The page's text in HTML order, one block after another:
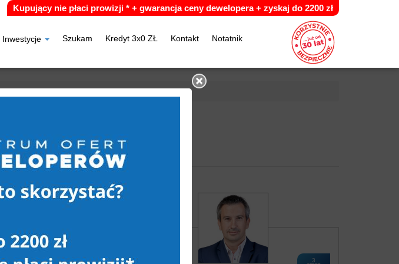
Inwestycje Szukam Kredyt 3x0 ZŁ Kontakt Notatnik
Kupujący nie płaci prowizji * + gwarancja ceny dewelopera + zyskaj do 2200 zł
3